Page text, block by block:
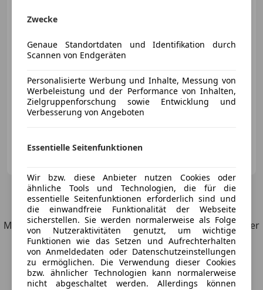
€ 46 990
10/2025 16 779 km Benzin
Autohaus Reiterer GmbH
4 Angebotefür BMW 223
Möchtest du automatisch über neue Fahrzeuge zu deiner
Suche informiert werden?
Suche speichern
Zwecke
Genaue Standortdaten und Identifikation durch
Scannen von Endgeräten
Personalisierte Werbung und Inhalte, Messung von
Werbeleistung und der Performance von Inhalten,
Zielgruppenforschung sowie Entwicklung und
Verbesserung von Angeboten
Essentielle Seitenfunktionen
Wir bzw. diese Anbieter nutzen Cookies oder
ähnliche Tools und Technologien, die für die
essentielle Seitenfunktionen erforderlich sind und
die einwandfreie Funktionalität der Webseite
sicherstellen. Sie werden normalerweise als Folge
von Nutzeraktivitäten genutzt, um wichtige
Funktionen wie das Setzen und Aufrechterhalten
von Anmeldedaten oder Datenschutzeinstellungen
zu ermöglichen. Die Verwendung dieser Cookies
bzw. ähnlicher Technologien kann normalerweise
nicht abgeschaltet werden. Allerdings können